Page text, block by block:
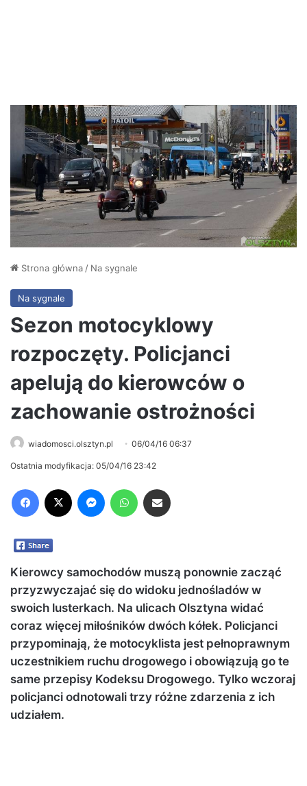
Strona główna / Na sygnale
Na sygnale
Sezon motocyklowy
rozpoczęty. Policjanci
apelują do kierowców o
zachowanie ostrożności
wiadomosci.olsztyn.pl 06/04/16 06:37
Ostatnia modyfikacja: 05/04/16 23:42
Kierowcy samochodów muszą ponownie zacząć
przyzwyczajać się do widoku jednośladów w
swoich lusterkach. Na ulicach Olsztyna widać
coraz więcej miłośników dwóch kółek. Policjanci
przypominają, że motocyklista jest pełnoprawnym
uczestnikiem ruchu drogowego i obowiązują go te
same przepisy Kodeksu Drogowego. Tylko wczoraj
policjanci odnotowali trzy różne zdarzenia z ich
udziałem.